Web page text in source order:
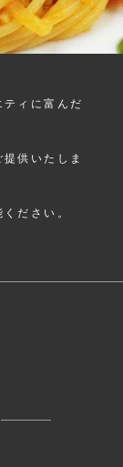
ィに富んだ
供いたしま
ださい。